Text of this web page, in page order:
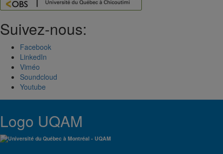
Suivez-nous:
Facebook
LinkedIn
Viméo
Soundcloud
Youtube
Logo UQAM